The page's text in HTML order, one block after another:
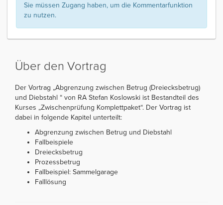
Sie müssen Zugang haben, um die Kommentarfunktion
zu nutzen.
Über den Vortrag
Der Vortrag „Abgrenzung zwischen Betrug (Dreiecksbetrug)
und Diebstahl “ von RA Stefan Koslowski ist Bestandteil des
Kurses „Zwischenprüfung Komplettpaket“. Der Vortrag ist
dabei in folgende Kapitel unterteilt:
Abgrenzung zwischen Betrug und Diebstahl
Fallbeispiele
Dreiecksbetrug
Prozessbetrug
Fallbeispiel: Sammelgarage
Falllösung